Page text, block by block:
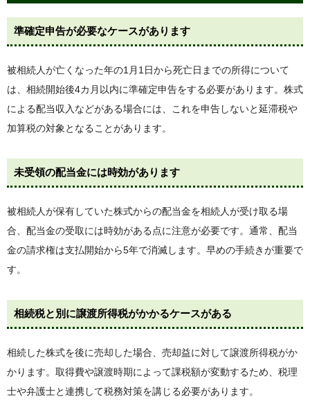
準確定申告が必要なケースがあります
被相続人が亡くなった年の1月1日から死亡日までの所得について
は、相続開始後4カ月以内に準確定申告をする必要があります。株式
による配当収入などがある場合には、これを申告しないと延滞税や
加算税の対象となることがあります。
未受領の配当金には時効があります
被相続人が保有していた株式からの配当金を相続人が受け取る場
合、配当金の受取には時効がある点に注意が必要です。通常、配当
金の請求権は支払開始から5年で消滅します。早めの手続きが重要で
す。
相続税と別に譲渡所得税がかかるケースがある
相続した株式を後に売却した場合、売却益に対して譲渡所得税がか
かります。取得費や譲渡時期によって課税額が変動するため、税理
士や弁護士と連携して税務対策を講じる必要があります。